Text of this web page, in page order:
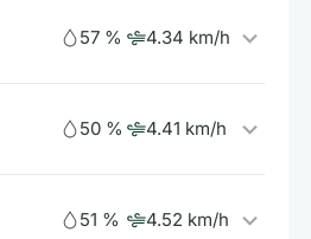
57 % 4.34 km/h
50 % 4.41 km/h
51 % 4.52 km/h